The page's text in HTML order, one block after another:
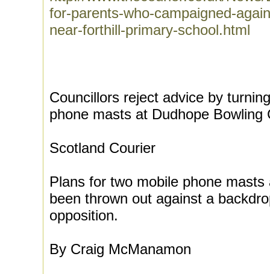
for-parents-who-campaigned-
near-forthill-primary-school.html
Councillors reject advice by
phone masts at Dudhope Bowling
Scotland Courier
Plans for two mobile phone
been thrown out against a
opposition.
By Craig McManamon